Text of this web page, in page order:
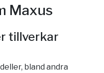
Maxus
tillverkar
bland andra